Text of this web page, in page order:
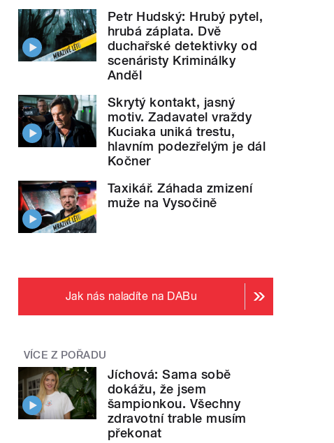
Petr Hudský: Hrubý pytel,
hrubá záplata. Dvě
duchařské detektivky od
scenáristy Kriminálky
Anděl
Skrytý kontakt, jasný
motiv. Zadavatel vraždy
Kuciaka uniká trestu,
hlavním podezřelým je dál
Kočner
Taxikář. Záhada zmizení
muže na Vysočině
Jak nás naladíte na DABu
VÍCE Z POŘADU
Jíchová: Sama sobě
dokážu, že jsem
šampionkou. Všechny
zdravotní trable musím
překonat